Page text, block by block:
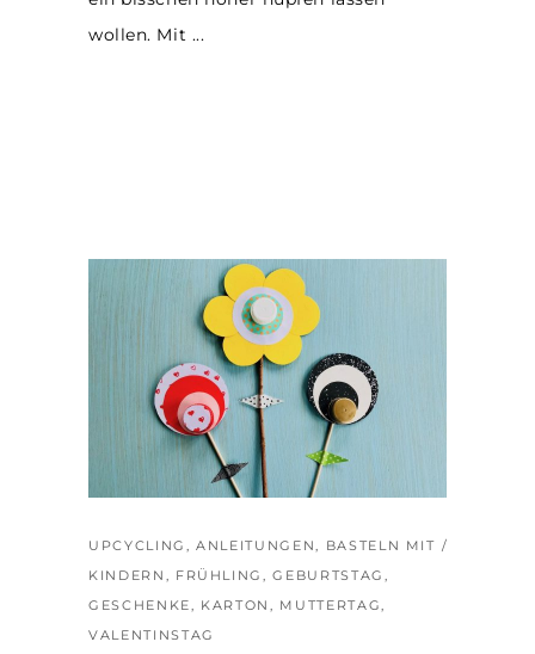
wollen. Mit
UPCYCLING ,ANLEITUNGEN, BASTELN MIT
KINDERN , FRÜHLING,GEBURTSTAG ,
GESCHENKE, KARTON, MUTTERTAG,
VALENTINSTAG